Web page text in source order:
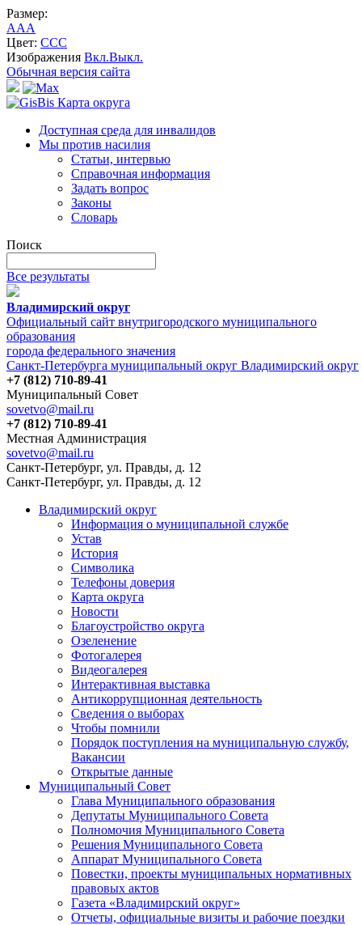
Размер:
AAA
Цвет: CCC
Изображения Вкл.Выкл.
Обычная версия сайта
Карта округа
Доступная среда для инвалидов
Мы против насилия
Статьи, интервью
Справочная информация
Задать вопрос
Законы
Словарь
Поиск
Все результаты
Владимирский округ
Официальный сайт внутригородского муниципального
образования
города федерального значения
Санкт-Петербурга муниципальный округ Владимирский округ
+7 (812) 710-89-41
Муниципальный Совет
sovetvo@mail.ru
+7 (812) 710-89-41
Местная Администрация
sovetvo@mail.ru
Санкт-Петербург, ул. Правды, д. 12
Санкт-Петербург, ул. Правды, д. 12
Владимирский округ
Информация о муниципальной службе
Устав
История
Символика
Телефоны доверия
Карта округа
Новости
Благоустройство округа
Озеленение
Фотогалерея
Видеогалерея
Интерактивная выставка
Антикоррупционная деятельность
Сведения о выборах
Чтобы помнили
Порядок поступления на муниципальную службу,
Вакансии
Открытые данные
Муниципальный Совет
Глава Муниципального образования
Депутаты Муниципального Совета
Полномочия Муниципального Совета
Решения Муниципального Совета
Аппарат Муниципального Совета
Повестки, проекты муниципальных нормативных
правовых актов
Газета «Владимирский округ»
Отчеты, официальные визиты и рабочие поездки